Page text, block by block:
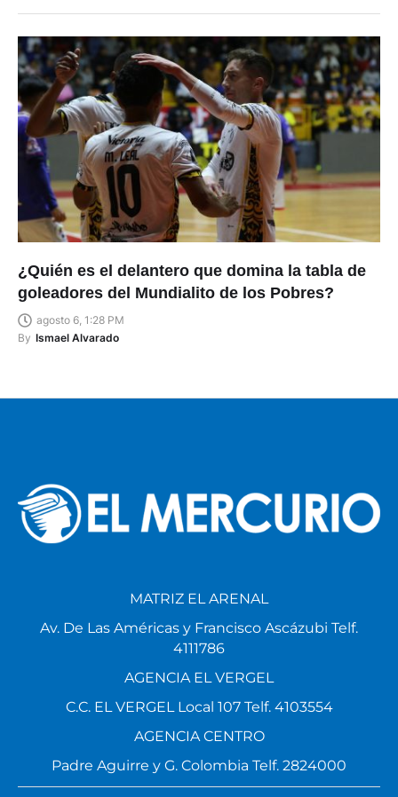
¿Quién es el delantero que domina la tabla de
goleadores del Mundialito de los Pobres?
agosto 6, 1:28 PM
By Ismael Alvarado
MATRIZ EL ARENAL
Av. De Las Américas y Francisco Ascázubi Telf.
4111786
AGENCIA EL VERGEL
C.C. EL VERGEL Local 107 Telf. 4103554
AGENCIA CENTRO
Padre Aguirre y G. Colombia Telf. 2824000